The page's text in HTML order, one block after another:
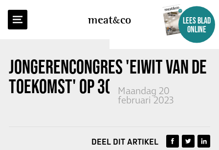
meatco
LEES BLAD
ONLINE
JONGERENCONGRES 'EIWIT VAN DE
TOEKOMST' OP 30 MEI 2023
Maandag 20
februari 2023
TERUG NAAR OVERZICHT
DEEL DIT ARTIKEL